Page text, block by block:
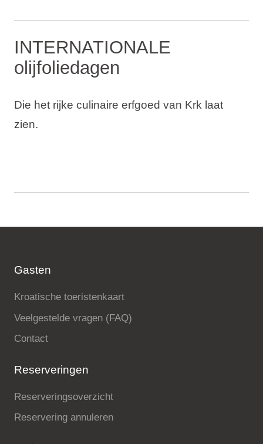
INTERNATIONALE
olijfoliedagen
Die het rijke culinaire erfgoed van Krk laat
zien.
Gasten
Kroatische toeristenkaart
Veelgestelde vragen (FAQ)
Contact
Reserveringen
Reserveringsoverzicht
Reservering annuleren